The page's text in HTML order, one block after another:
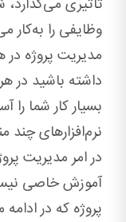
وظایفی را به‌کار
مدیریت پروژه در
داشته باشید در
بسیار کار شما را
نرم‌افزارهای چند
در امر مدیریت
آموزش خاصی
پروژه که در